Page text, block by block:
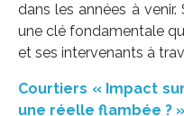
dans les années à
une clé fondamentale
et ses intervenants à
Courtiers « Impact
une réelle flambée ? »